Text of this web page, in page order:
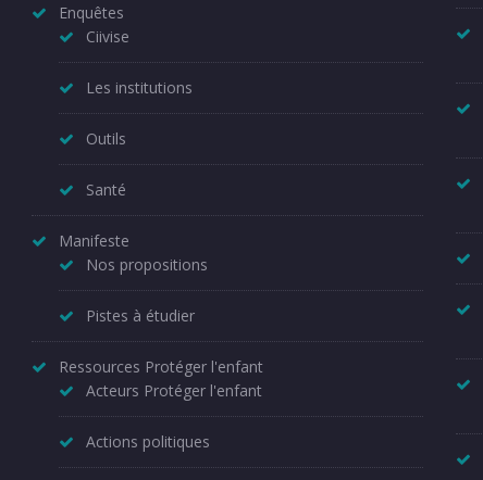
Enquêtes
Ciivise
Les institutions
Outils
Santé
Manifeste
Nos propositions
Pistes à étudier
Ressources Protéger l'enfant
Acteurs Protéger l'enfant
Actions politiques